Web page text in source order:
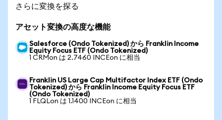
さらに変換を探る
アセット変換の高度な機能
Salesforce (Ondo Tokenized) から Franklin Income
Equity Focus ETF (Ondo Tokenized)
1 CRMon は 2.7460 INCEon に相当
Franklin US Large Cap Multifactor Index ETF (Ondo
Tokenized) から Franklin Income Equity Focus ETF
(Ondo Tokenized)
1 FLQLon は 1.1400 INCEon に相当